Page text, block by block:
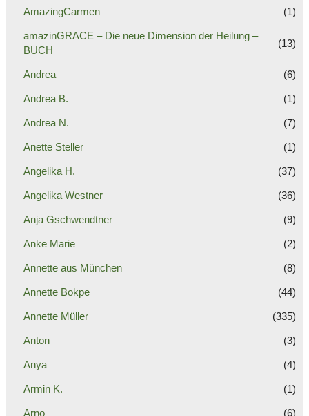
AmazingCarmen (1)
amazinGRACE – Die neue Dimension der Heilung –
BUCH
(13)
Andrea (6)
Andrea B. (1)
Andrea N. (7)
Anette Steller (1)
Angelika H. (37)
Angelika Westner (36)
Anja Gschwendtner (9)
Anke Marie (2)
Annette aus München (8)
Annette Bokpe (44)
Annette Müller (335)
Anton (3)
Anya (4)
Armin K. (1)
Arno (6)